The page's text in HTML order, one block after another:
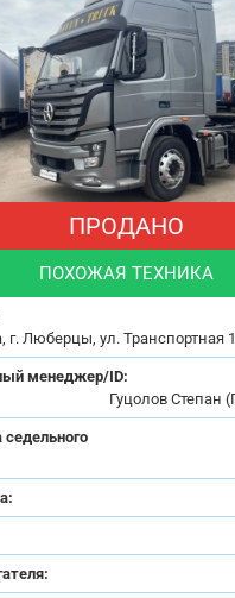
ПРОДАНО
ПОХОЖАЯ ТЕХНИКА
г. Люберцы, ул. Транспортная
менеджер/ID:
Гуцолов Степан
седельного